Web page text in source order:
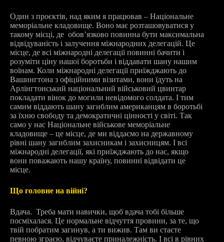
Один з проєктів, над яким я працював – Національне
меморіальне кладовище. Воно має розташовуватися у
такому місці, де обов’язково повинна бути максимальна
відвідуваність і залучення міжнародних делегацій. Це
місце, де всі міжнародні делегації повинні бачити і
розуміти ціну нашої боротьби і віддавати шану нашим
воїнам. Коли міжнародні делегації приїжджають до
Вашингтона з офіційними візитами, вони їдуть на
Арлінгтонський національний військовий цвинтар
покладати вінок до могили невідомого солдата. І тим
самим віддають шану загиблим американцям в боротьбі
за їхню свободу та демократичні цінності у світі. Так
само у нас Національне військове меморіальне
кладовище – це місце, де ми віддаємо на державному
рівні шану загиблим захисникам і захисницям. І всі
міжнародні делегації, які приїжджають до нас, якщо
вони поважають нашу країну, повинні відвідати це
місце.
Що головне на війні?
Вдача. Треба мати навички, щоб вдача тобі більше
посміхалася. Це нормальне відчуття провини, за те, що
твій побратим загинув, а ти вижив. Там ви стаєте
певною зграєю, відчуваєте приналежність. І всі в рівних